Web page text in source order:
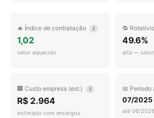
🔥 Índice de contratação i
1,02
setor aquecido
🔁
49.6%
alta —
🏢 Custo empresa (est.) i
R$ 2.964
estimado com encargos
📅 Período
07/2025
até 06/2026